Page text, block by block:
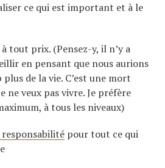
ce qui est important et à le
tout prix. (Pensez-y, il n’y a
en pensant que nous aurions
de la vie. C’est une mort
ne veux pas vivre. Je préfère
à tous les niveaux)
pour tout ce qui